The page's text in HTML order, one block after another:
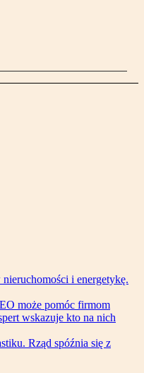
i energetykę.
może pomóc firmom
wskazuje kto na nich
Rząd spóźnia się z